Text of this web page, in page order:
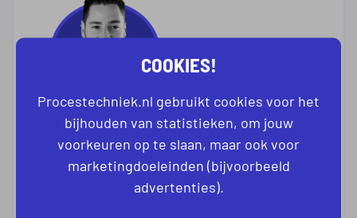
YAËL BOS
CONSULTANT
+31 6 51695375
COOKIES!
Procestechniek.nl gebruikt cookies voor het
bijhouden van statistieken, om jouw
voorkeuren op te slaan, maar ook voor
marketingdoeleinden (bijvoorbeeld
advertenties).